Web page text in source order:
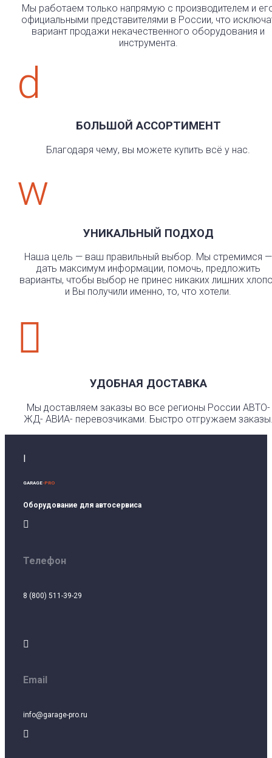
Мы работаем только напрямую с производителем и
официальными представителями в России, что
вариант продажи некачественного оборудования и
инструмента.
d
БОЛЬШОЙ АССОРТИМЕНТ
Благодаря чему, вы можете купить всё у нас.
w
УНИКАЛЬНЫЙ ПОДХОД
Наша цель — ваш правильный выбор. Мы стремимся —
дать максимум информации, помочь, предложить
варианты, чтобы выбор не принес никаких лишних
и Вы получили именно, то, что хотели.

УДОБНАЯ ДОСТАВКА
Мы доставляем заказы во все регионы России АВТО-
ЖД- АВИА- перевозчиками. Быстро отгружаем
I
GARAGE-PRO
Оборудование для автосервиса

Телефон
8 (800) 511-39-29

Email
info@garage-pro.ru
